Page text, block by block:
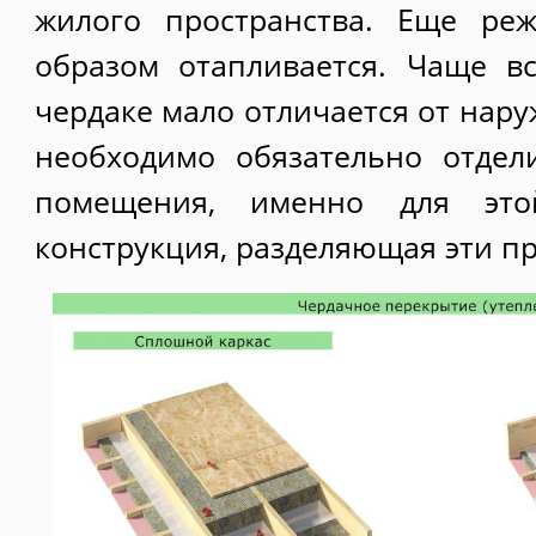
жилого пространства. Еще
образом отапливается. Чаще
чердаке мало отличается от
необходимо обязательно
помещения, именно для
конструкция, разделяющая эти